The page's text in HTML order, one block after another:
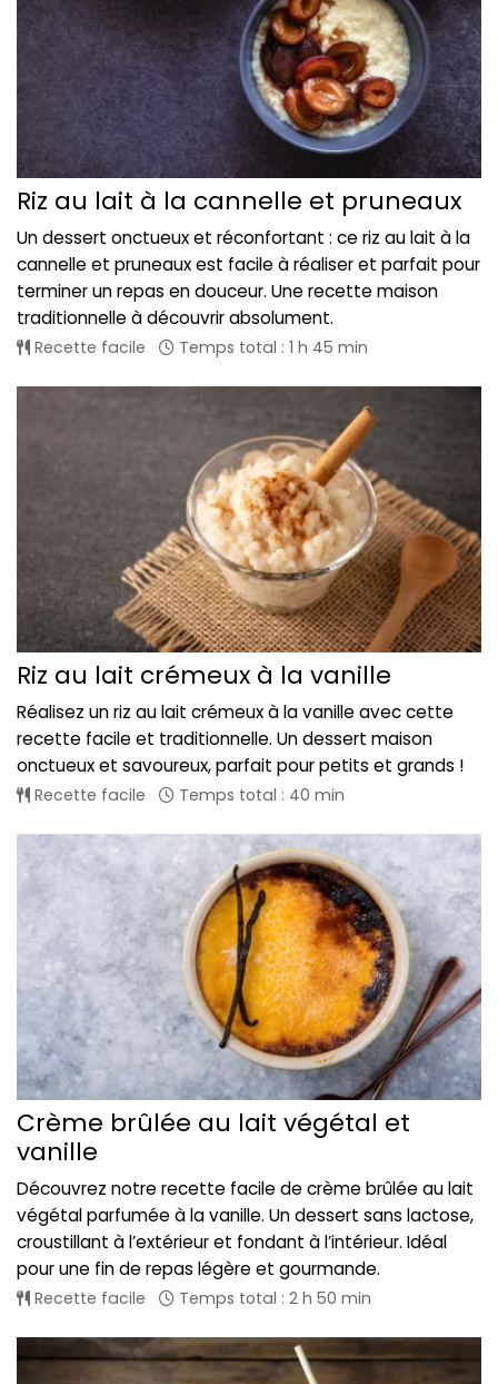
Riz au lait à la cannelle et pruneaux
Un dessert onctueux et réconfortant : ce riz au lait à la
cannelle et pruneaux est facile à réaliser et parfait pour
terminer un repas en douceur. Une recette maison
traditionnelle à découvrir absolument.
Recette facile Temps total : 1 h 45 min
Riz au lait crémeux à la vanille
Réalisez un riz au lait crémeux à la vanille avec cette
recette facile et traditionnelle. Un dessert maison
onctueux et savoureux, parfait pour petits et grands !
Recette facile Temps total : 40 min
Crème brûlée au lait végétal et
vanille
Découvrez notre recette facile de crème brûlée au lait
végétal parfumée à la vanille. Un dessert sans lactose,
croustillant à l’extérieur et fondant à l’intérieur. Idéal
pour une fin de repas légère et gourmande.
Recette facile Temps total : 2 h 50 min